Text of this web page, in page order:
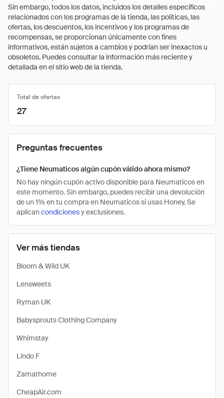
Sin embargo, todos los datos, incluidos los detalles específicos
relacionados con los programas de la tienda, las políticas, las
ofertas, los descuentos, los incentivos y los programas de
recompensas, se proporcionan únicamente con fines
informativos, están sujetos a cambios y podrían ser inexactos u
obsoletos. Puedes consultar la información más reciente y
detallada en el sitio web de la tienda.
Ver más tiendas
Bloom & Wild UK
Lensweets
Ryman UK
Babysprouts Clothing Company
Whimstay
Lindo F
Zamathome
CheapAir.com
Total de ofertas
27
Preguntas frecuentes
¿Tiene Neumaticos algún cupón válido ahora mismo?
No hay ningún cupón activo disponible para Neumaticos en
este momento. Sin embargo, puedes recibir una devolución
de un 1% en tu compra en Neumaticos si usas Honey. Se
aplicancondicionesy exclusiones.